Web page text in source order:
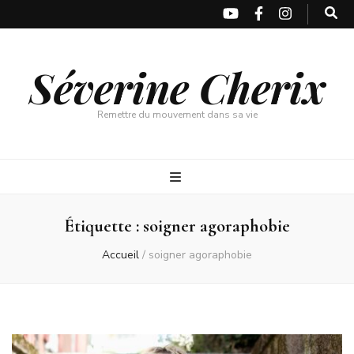
Séverine Cherix
Remettre du mouvement dans sa vie
Étiquette : soigner agoraphobie
Accueil / soigner agoraphobie